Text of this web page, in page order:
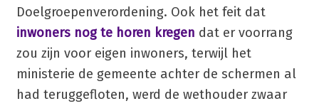
Doelgroepenverordening. Ook het feit dat
inwoners nog te horen kregen dat er voorrang
zou zijn voor eigen inwoners, terwijl het
ministerie de gemeente achter de schermen al
had teruggefloten, werd de wethouder zwaar